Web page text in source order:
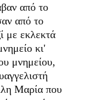
από το
από το
με εκλεκτά
κι'
μνημείου,
Μαρία που